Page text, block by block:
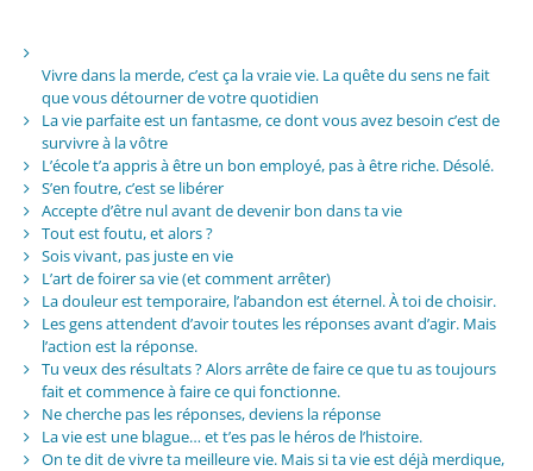
Vivre dans la merde, c’est ça la vraie vie. La quête du sens ne fait
que vous détourner de votre quotidien
La vie parfaite est un fantasme, ce dont vous avez besoin c’est de
survivre à la vôtre
L’école t’a appris à être un bon employé, pas à être riche. Désolé.
S’en foutre, c’est se libérer
Accepte d’être nul avant de devenir bon dans ta vie
Tout est foutu, et alors ?
Sois vivant, pas juste en vie
L’art de foirer sa vie (et comment arrêter)
La douleur est temporaire, l’abandon est éternel. À toi de choisir.
Les gens attendent d’avoir toutes les réponses avant d’agir. Mais
l’action est la réponse.
Tu veux des résultats ? Alors arrête de faire ce que tu as toujours
fait et commence à faire ce qui fonctionne.
Ne cherche pas les réponses, deviens la réponse
La vie est une blague… et t’es pas le héros de l’histoire.
On te dit de vivre ta meilleure vie. Mais si ta vie est déjà merdique,